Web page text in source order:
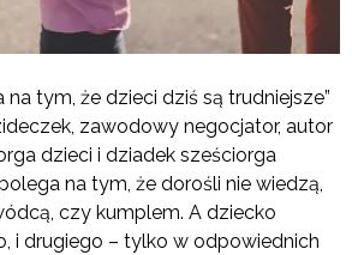
na tym, że dzieci dziś są trudniejsze”
zawodowy negocjator, autor
dzieci i dziadek sześciorga
na tym, że dorośli nie wiedzą,
czy kumplem. A dziecko
i drugiego – tylko w odpowiednich